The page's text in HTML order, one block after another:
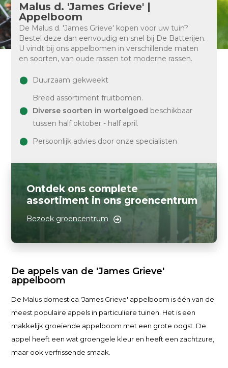
Malus d. 'James Grieve' |
Appelboom
De Malus d. 'James Grieve' kopen voor uw tuin?
Bestel deze dan eenvoudig en snel bij De Batterijen.
U vindt bij ons appelbomen in verschillende maten
en soorten, van oude rassen tot moderne rassen.
Duurzaam gekweekt
Breed assortiment fruitbomen.
Diverse soorten in wortelgoed beschikbaar
tussen half oktober - half april.
Persoonlijk advies door onze specialisten
Ontdek ons complete
assortiment in ons groencentrum
Bezoek groencentrum
De appels van de 'James Grieve'
appelboom
De Malus domestica 'James Grieve' appelboom is één van de
meest populaire appels in particuliere tuinen. Het is een
makkelijk groeiende appelboom met een grote oogst. De
appel heeft een wat groengele kleur en heeft een zachtzure,
maar ook verfrissende smaak.